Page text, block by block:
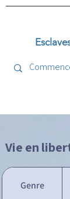
Vie en
Genre